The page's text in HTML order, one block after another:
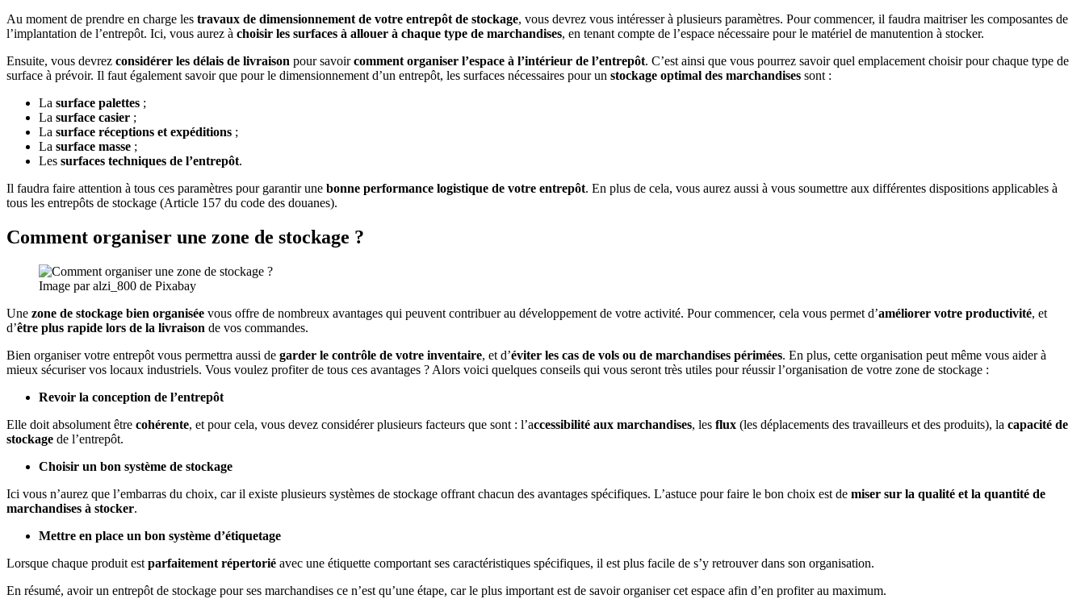
Au moment de prendre en charge les travaux de dimensionnement de votre entrepôt de stockage, vous devrez vous intéresser à plusieurs paramètres. Pour commencer, il faudra maitriser les composantes de
l’implantation de l’entrepôt. Ici, vous aurez à choisir les surfaces à allouer à chaque type de marchandises, en tenant compte de l’espace nécessaire pour le matériel de manutention à stocker.
Ensuite, vous devrez considérer les délais de livraison pour savoircomment organiser l’espace à l’intérieur de l’entrepôt. C’est ainsi que vous pourrez savoir quel emplacement choisir pour chaque type de
surface à prévoir. Il faut également savoir que pour le dimensionnement d’un entrepôt, les surfaces nécessaires pour un stockage optimal des marchandises sont :
La surface palettes ;
La surface casier ;
La surface réceptions et expéditions ;
La surface masse ;
Les surfaces techniques de l’entrepôt.
Il faudra faire attention à tous ces paramètres pour garantir une bonne performance logistique de votre entrepôt. En plus de cela, vous aurez aussi à vous soumettre aux différentes dispositions applicables à
tous les entrepôts de stockage (Article 157 du code des douanes).
Comment organiser une zone de stockage ?
Image par alzi_800 de Pixabay
Une zone de stockage bien organisée vous offre de nombreux avantages qui peuvent contribuer au développement de votre activité. Pour commencer, cela vous permet d’améliorer votre productivité, et
d’être plus rapide lors de la livraison de vos commandes.
Bien organiser votre entrepôt vous permettra aussi de garder le contrôle de votre inventaire, et d’éviter les cas de vols ou de marchandises périmées. En plus, cette organisation peut même vous aider à
mieux sécuriser vos locaux industriels. Vous voulez profiter de tous ces avantages ? Alors voici quelques conseils qui vous seront très utiles pour réussir l’organisation de votre zone de stockage :
Revoir la conception de l’entrepôt
Elle doit absolument être cohérente, et pour cela, vous devez considérer plusieurs facteurs que sont : l’accessibilité aux marchandises, les flux (les déplacements des travailleurs et des produits), la capacité de
stockage de l’entrepôt.
Choisir un bon système de stockage
Ici vous n’aurez que l’embarras du choix, car il existe plusieurs systèmes de stockage offrant chacun des avantages spécifiques. L’astuce pour faire le bon choix est de miser sur la qualité et la quantité de
marchandises à stocker.
Mettre en place un bon système d’étiquetage
Lorsque chaque produit est parfaitement répertorié avec une étiquette comportant ses caractéristiques spécifiques, il est plus facile de s’y retrouver dans son organisation.
En résumé, avoir un entrepôt de stockage pour ses marchandises ce n’est qu’une étape, car le plus important est de savoir organiser cet espace afin d’en profiter au maximum.